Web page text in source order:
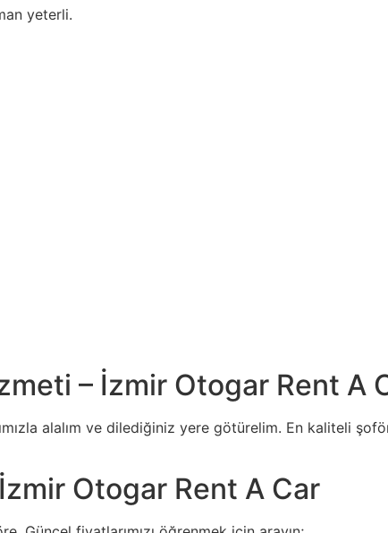
yeterli.
– İzmir Otogar Rent A
alalım ve dilediğiniz yere götürelim. En kaliteli
Otogar Rent A Car